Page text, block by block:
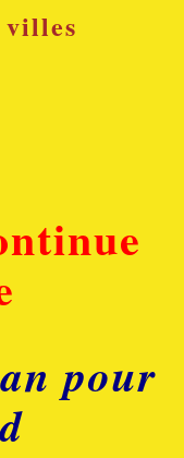
villes
pour